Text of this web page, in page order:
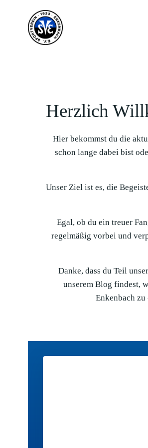
Herzlich
Hier bekommst du die
schon lange dabei bist
Unser Ziel ist es, die
Egal, ob du ein treuer
regelmäßig vorbei und
Danke, dass du Teil
unserem Blog findest,
Enkenbach